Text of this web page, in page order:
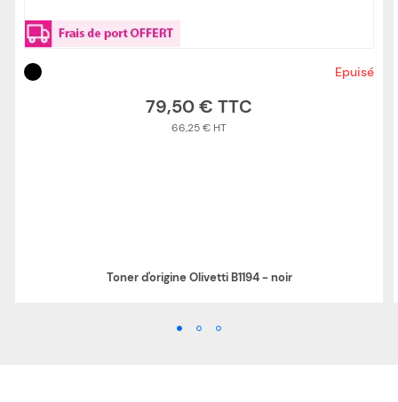
Epuisé
79,50 €
66,25 €
Toner d'origine Olivetti B1194 - noir